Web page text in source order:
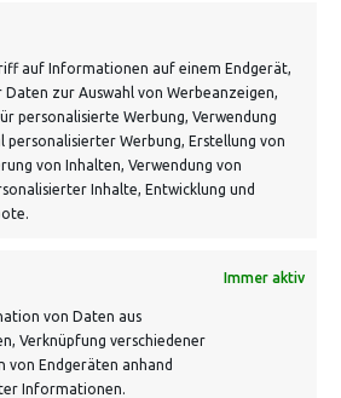
auf Informationen auf einem Endgerät,
zur Auswahl von Werbeanzeigen,
personalisierte Werbung, Verwendung
personalisierter Werbung, Erstellung von
von Inhalten, Verwendung von
Inhalte, Entwicklung und
Immer aktiv
von Daten aus
Verknüpfung verschiedener
Endgeräten anhand
Informationen.